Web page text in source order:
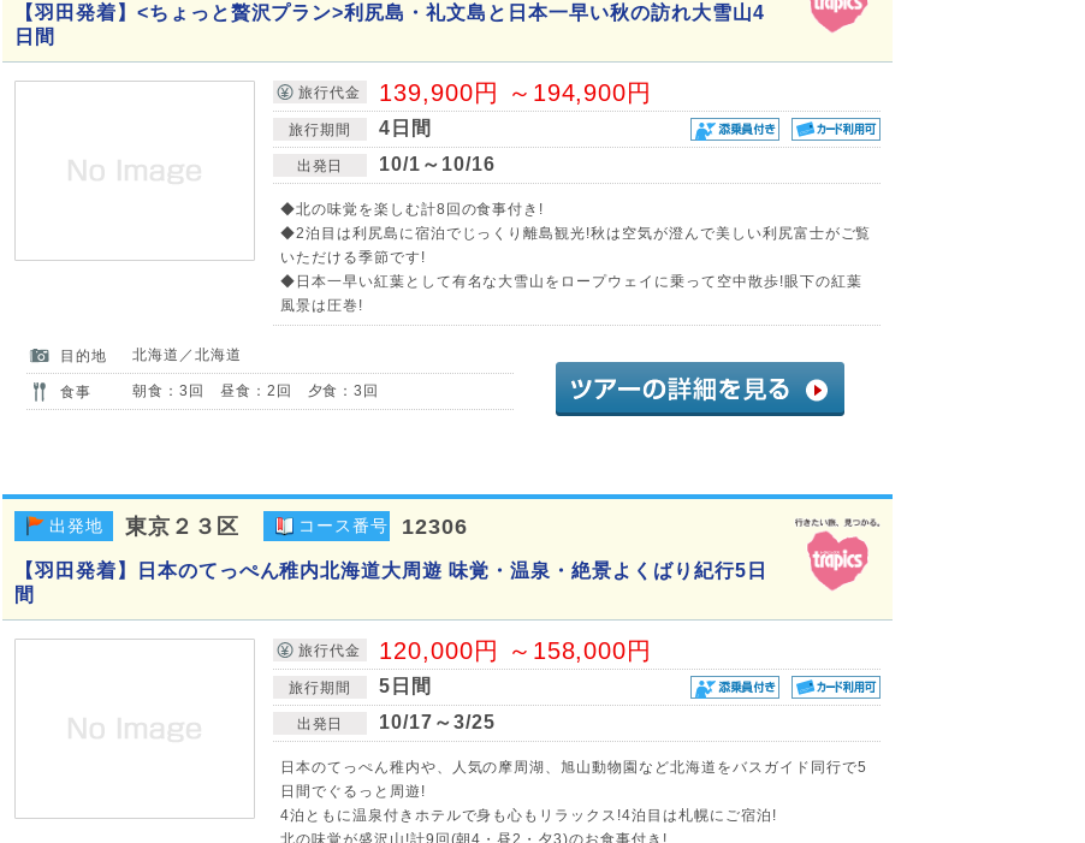
【羽田発着】<ちょっと贅沢プラン>利尻島・礼文島と日本一早い秋の訪れ大雪山4
日間
旅行代金 139,900円 ～194,900円
旅行期間 4日間
出発日 10/1～10/16
◆北の味覚を楽しむ計8回の食事付き!
◆2泊目は利尻島に宿泊でじっくり離島観光!秋は空気が澄んで美しい利尻富士がご覧
いただける季節です!
◆日本一早い紅葉として有名な大雪山をロープウェイに乗って空中散歩!眼下の紅葉
風景は圧巻!
目的地 北海道／北海道
食事 朝食：3回 昼食：2回 夕食：3回
出発地 東京２３区 コース番号 12306
【羽田発着】日本のてっぺん稚内北海道大周遊 味覚・温泉・絶景よくばり紀行5日
間
旅行代金 120,000円 ～158,000円
旅行期間 5日間
出発日 10/17～3/25
日本のてっぺん稚内や、人気の摩周湖、旭山動物園など北海道をバスガイド同行で5
日間でぐるっと周遊!
4泊ともに温泉付きホテルで身も心もリラックス!4泊目は札幌にご宿泊!
北の味覚が盛沢山!計9回(朝4・昼2・夕3)のお食事付き!